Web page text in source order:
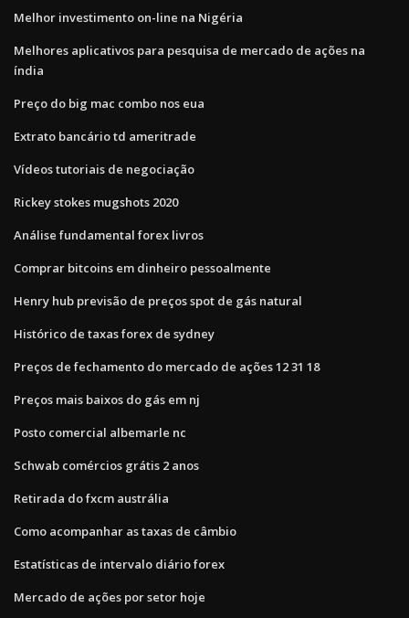
Melhor investimento on-line na Nigéria
Melhores aplicativos para pesquisa de mercado de ações na
índia
Preço do big mac combo nos eua
Extrato bancário td ameritrade
Vídeos tutoriais de negociação
Rickey stokes mugshots 2020
Análise fundamental forex livros
Comprar bitcoins em dinheiro pessoalmente
Henry hub previsão de preços spot de gás natural
Histórico de taxas forex de sydney
Preços de fechamento do mercado de ações 12 31 18
Preços mais baixos do gás em nj
Posto comercial albemarle nc
Schwab comércios grátis 2 anos
Retirada do fxcm austrália
Como acompanhar as taxas de câmbio
Estatísticas de intervalo diário forex
Mercado de ações por setor hoje